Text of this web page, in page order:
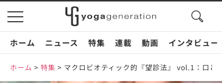
toggle
navigation
search
ホーム
ニュース 特集 連載 動画 インタビュー
ホーム > 特集 > マクロビオティック的『望診法』 vol.1：口と